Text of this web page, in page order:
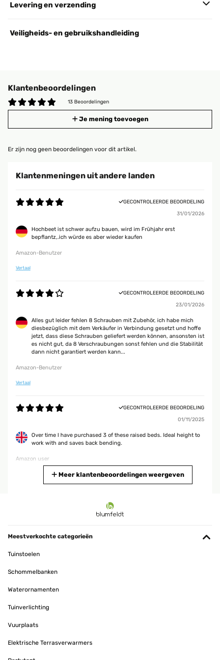
Levering en verzending
Veiligheids- en gebruikshandleiding
Klantenbeoordelingen
13 Beoordelingen
Je mening toevoegen
Er zijn nog geen beoordelingen voor dit artikel.
Klantenmeningen uit andere landen
GECONTROLEERDE BEOORDELING
31/01/2026
Hochbeet ist schwer aufzu bauen, wird im Frühjahr erst
bepflantz,.ich würde es aber wieder kaufen
Amazon-Benutzer
Vertaal
GECONTROLEERDE BEOORDELING
23/01/2026
Alles gut leider fehlen 8 Schrauben mit Zubehör, ich habe mich
diesbezüglich mit dem Verkäufer in Verbindung gesetzt und hoffe
jetzt, dass diese Schrauben geliefert werden können, ansonsten ist
es nicht gut, da 8 Verschraubungen sonst fehlen und die Stabilität
dann nicht garantiert werden kann...
Amazon-Benutzer
Vertaal
GECONTROLEERDE BEOORDELING
01/11/2025
Over time I have purchased 3 of these raised beds. Ideal height to
work with and saves back bending.
Amazon user
bauen ist sehr Einfach. Viele Schrauben. Es hätte etwas breiter
Amazon-Benutzer
Meer klantenbeoordelingen weergeven
Meestverkochte categorieën
Tuinstoelen
Schommelbanken
Waterornamenten
Tuinverlichting
Vuurplaats
Elektrische Terrasverwarmers